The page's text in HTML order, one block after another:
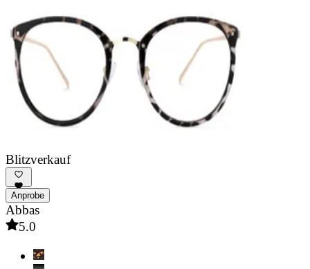
Blitzverkauf
Anprobe
Abbas
5.0